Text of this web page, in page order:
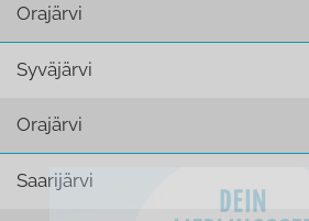
Orajärvi
Syväjärvi
Orajärvi
Saarijärvi